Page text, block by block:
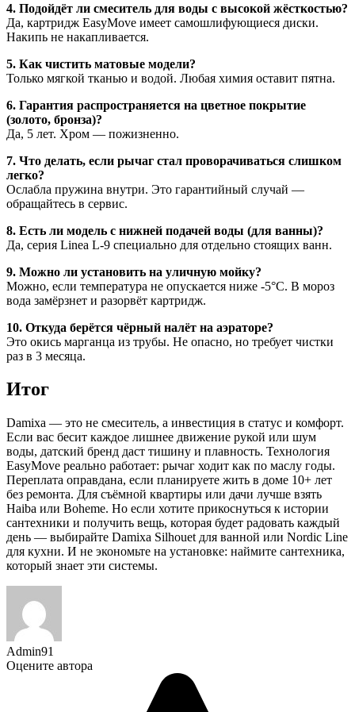
4. Подойдёт ли смеситель для воды с высокой жёсткостью?
Да, картридж EasyMove имеет самошлифующиеся диски.
Накипь не накапливается.
5. Как чистить матовые модели?
Только мягкой тканью и водой. Любая химия оставит пятна.
6. Гарантия распространяется на цветное покрытие
(золото, бронза)?
Да, 5 лет. Хром — пожизненно.
7. Что делать, если рычаг стал проворачиваться слишком
легко?
Ослабла пружина внутри. Это гарантийный случай —
обращайтесь в сервис.
8. Есть ли модель с нижней подачей воды (для ванны)?
Да, серия Linea L-9 специально для отдельно стоящих ванн.
9. Можно ли установить на уличную мойку?
Можно, если температура не опускается ниже -5°C. В мороз
вода замёрзнет и разорвёт картридж.
10. Откуда берётся чёрный налёт на аэраторе?
Это окись марганца из трубы. Не опасно, но требует чистки
раз в 3 месяца.
Итог
Damixa — это не смеситель, а инвестиция в статус и комфорт.
Если вас бесит каждое лишнее движение рукой или шум
воды, датский бренд даст тишину и плавность. Технология
EasyMove реально работает: рычаг ходит как по маслу годы.
Переплата оправдана, если планируете жить в доме 10+ лет
без ремонта. Для съёмной квартиры или дачи лучше взять
Haiba или Boheme. Но если хотите прикоснуться к истории
сантехники и получить вещь, которая будет радовать каждый
день — выбирайте Damixa Silhouet для ванной или Nordic Line
для кухни. И не экономьте на установке: наймите сантехника,
который знает эти системы.
Admin91
Оцените автора